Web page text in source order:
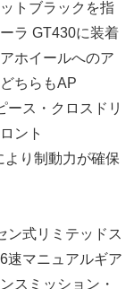
トブラックを指
ラ GT430に装着
ホイールへのア
ちらもAP
ース・クロスドリ
ント
より制動力が確保
ン式リミテッドス
速マニュアルギア
スミッション・